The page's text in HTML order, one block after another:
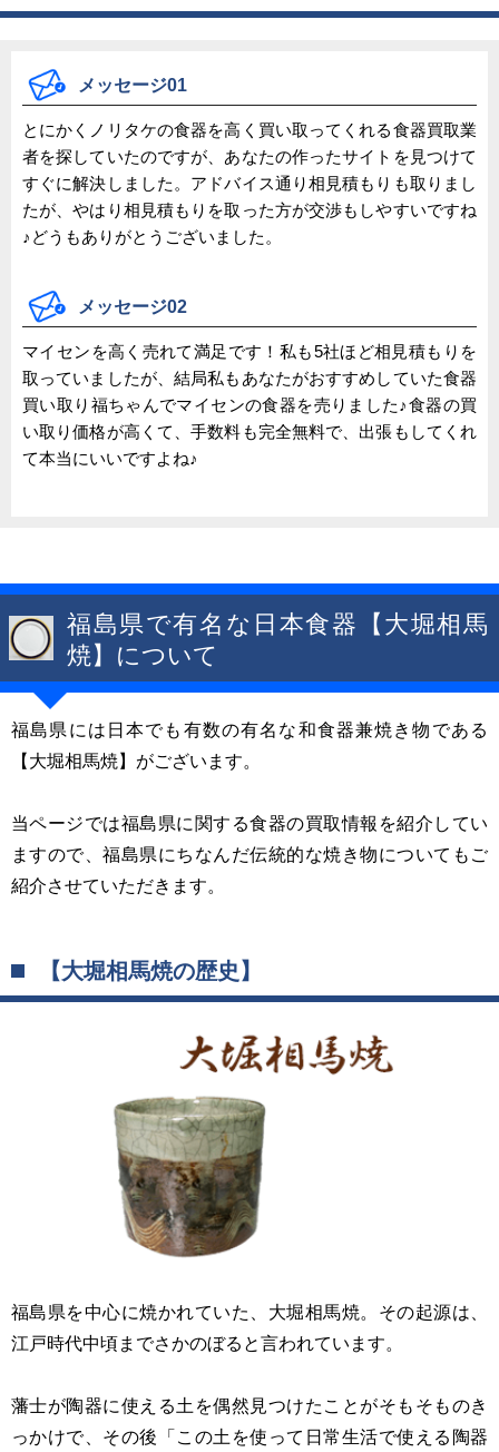
メッセージ01
とにかくノリタケの食器を高く買い取ってくれる食器買取業
者を探していたのですが、あなたの作ったサイトを見つけて
すぐに解決しました。アドバイス通り相見積もりも取りまし
たが、やはり相見積もりを取った方が交渉もしやすいですね
♪どうもありがとうございました。
メッセージ02
マイセンを高く売れて満足です！私も5社ほど相見積もりを
取っていましたが、結局私もあなたがおすすめしていた食器
買い取り福ちゃんでマイセンの食器を売りました♪食器の買
い取り価格が高くて、手数料も完全無料で、出張もしてくれ
て本当にいいですよね♪
福島県で有名な日本食器【大堀相馬
焼】について
福島県には日本でも有数の有名な和食器兼焼き物である
【大堀相馬焼】がございます。
当ページでは福島県に関する食器の買取情報を紹介してい
ますので、福島県にちなんだ伝統的な焼き物についてもご
紹介させていただきます。
【大堀相馬焼の歴史】
福島県を中心に焼かれていた、大堀相馬焼。その起源は、
江戸時代中頃までさかのぼると言われています。
藩士が陶器に使える土を偶然見つけたことがそもそものき
っかけで、その後「この土を使って日常生活で使える陶器